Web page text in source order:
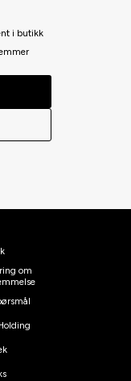
i butikk
om